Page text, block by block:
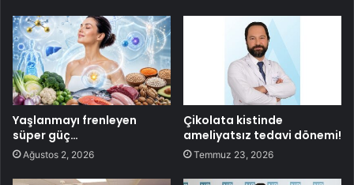
Yaşlanmayı frenleyen
süper güç…
Ağustos 2, 2026
Çikolata kistinde
ameliyatsız tedavi dönemi!
Temmuz 23, 2026